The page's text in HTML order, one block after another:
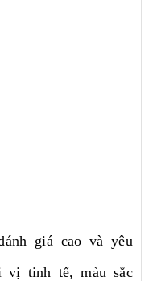
giá cao và yêu
vị tinh tế, màu sắc